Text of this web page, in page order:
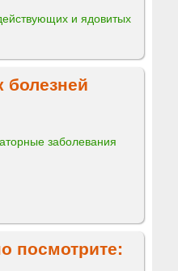
и ядовитых
болезней
заболевания
посмотрите: